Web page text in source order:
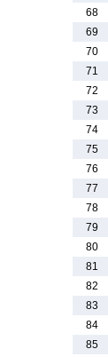
68
69
70
71
72
73
74
75
76
77
78
79
80
81
82
83
84
85